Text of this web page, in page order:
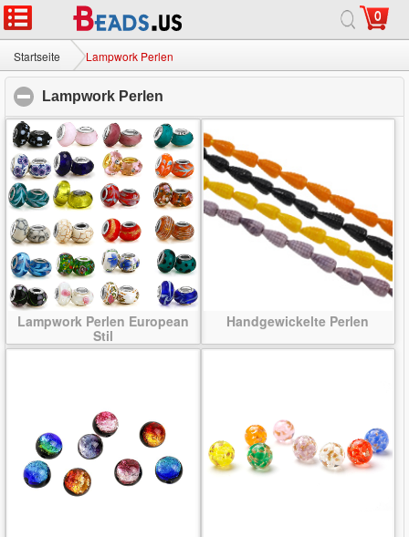
0
Startseite Lampwork Perlen
Lampwork Perlen
Lampwork Perlen European
Stil
Handgewickelte Perlen
Startseite|Über|Kontaktiere uns
© 2026 Milchstraße Jewelry Ltd. Alle Rechte vorbehalten.